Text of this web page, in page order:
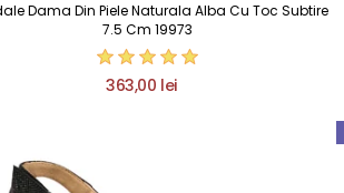
Dama Din Piele Naturala Alba Cu Toc Subtire
7.5 Cm 19973
363,00 lei